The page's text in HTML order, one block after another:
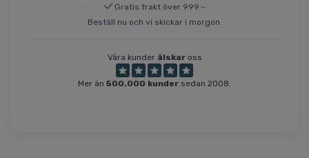
Gratis frakt över 999:-
Beställ nu och vi skickar i morgon.
Våra kunder älskaross
Mer än 500.000 kunder sedan 2008.